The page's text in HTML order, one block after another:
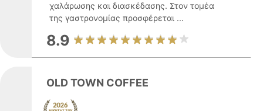
χαλάρωσης και διασκέδασης. Στον τομέα
της γαστρονομίας προσφέρεται ...
8.9
OLD TOWN COFFEE